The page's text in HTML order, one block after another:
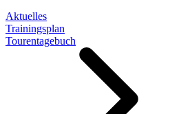
Aktuelles
Trainingsplan
Tourentagebuch